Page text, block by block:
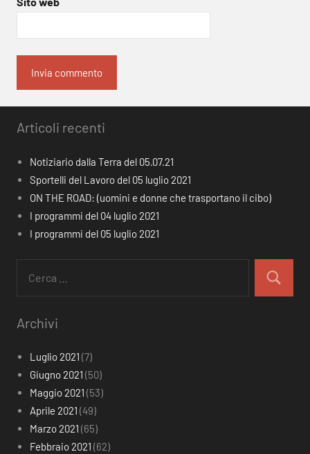
Articoli recenti
Notiziario dalla Terra del 05.07.21
Sportelli del Lavoro del 05 luglio 2021
ON THE ROAD: (uomini e donne che trasportano il cibo)
I programmi del 04 luglio 2021
I programmi del 05 luglio 2021
per:
Cerca
Archivi
Luglio 2021 (7)
Giugno 2021 (50)
Maggio 2021 (53)
Aprile 2021 (49)
Marzo 2021 (65)
Febbraio 2021 (62)